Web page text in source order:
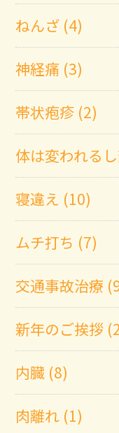
ねんざ (4)
神経痛 (3)
帯状疱疹 (2)
体は変われる
寝違え (10)
ムチ打ち (7)
交通事故治療
新年のご挨拶
内臓 (8)
肉離れ (1)